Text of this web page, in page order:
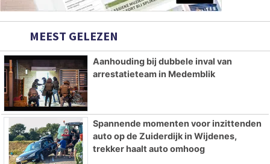
MEEST GELEZEN
Aanhouding bij dubbele inval van
arrestatieteam in Medemblik
Spannende momenten voor inzittenden
auto op de Zuiderdijk in Wijdenes,
trekker haalt auto omhoog